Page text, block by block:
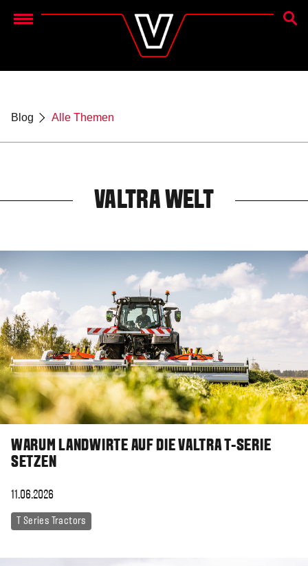
Menu
Blog Alle Themen
VALTRA WELT
WARUM LANDWIRTE AUF DIE VALTRA T-SERIE
SETZEN
11.06.2026
T Series Tractors